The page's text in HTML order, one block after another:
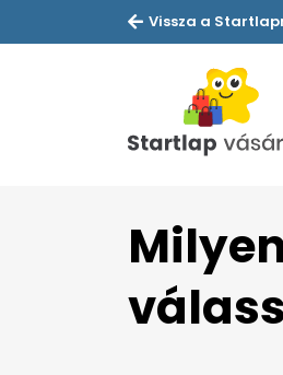
Vissza a